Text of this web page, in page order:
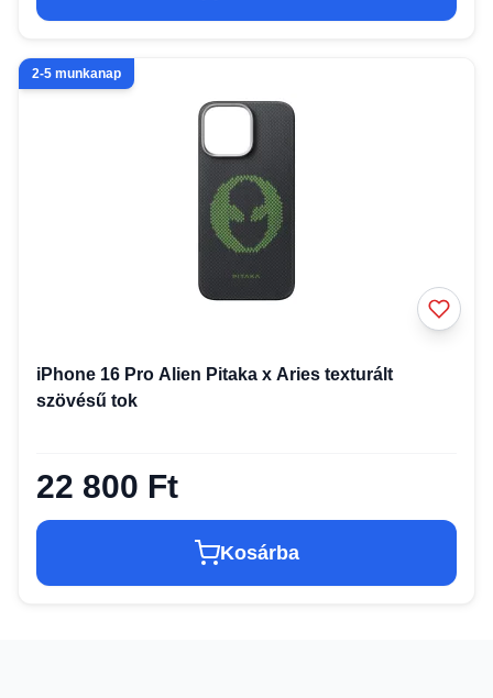
2-5 munkanap
iPhone 16 Pro Alien Pitaka x Aries texturált
szövésű tok
22 800 Ft
Kosárba